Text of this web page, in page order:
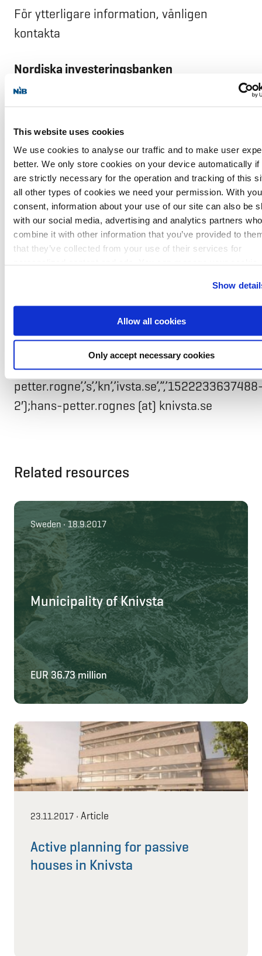
This website uses cookies
We use cookies to analyse our traffic and to make user
better. We only store cookies on your device automatically if
are strictly necessary for the operation and tracking of this
all other types of cookies we need your permission. With
consent, information about your use of our site can also be
with our social media, advertising and analytics partners
combine it with other information that you’ve provided to
that they’ve collected from your use of their services for
Show
Allow all cookies
Only accept necessary cookies
För ytterligare information, vänligen
kontakta
Nordiska investeringsbanken
Origination, på +358 10 618 0244,
0′);tore.emanuelsson(at)nib.int
Lisa-Maria Altenberger, Communications
Unit, på +358 10 618 0234, mixIt(‘lisa-
1′);lisa-maria.altenberger(at)nib.int
Hans-Petter Rognes, VD
Kommunfastigheter i Knivsta AB, på
+46 18 347 116, mixIt(‘hans-
2′);hans-petter.rognes (at) knivsta.se
Related resources
Sweden • 18.9.2017
Municipality of Knivsta
EUR 36.73 million
23.11.2017 • Article
Active planning for passive
houses in Knivsta